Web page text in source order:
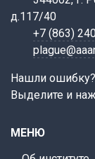
д.117/40
+7 (863)
Нашли
Выделите и
МЕНЮ